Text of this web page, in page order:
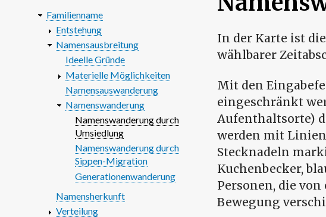
In der Karte ist
wählbarer
Mit den
eingeschränkt
Aufenthaltsorte)
werden mit
Stecknadeln
Kuchenbecker,
Personen, die
Bewegung
Familienname
Entstehung
Namensausbreitung
Ideelle Gründe
Materielle Möglichkeiten
Namensauswanderung
Namenswanderung
Namenswanderung durch
Umsiedlung
Namenswanderung durch
Sippen-Migration
Generationenwanderung
Namensherkunft
Verteilung